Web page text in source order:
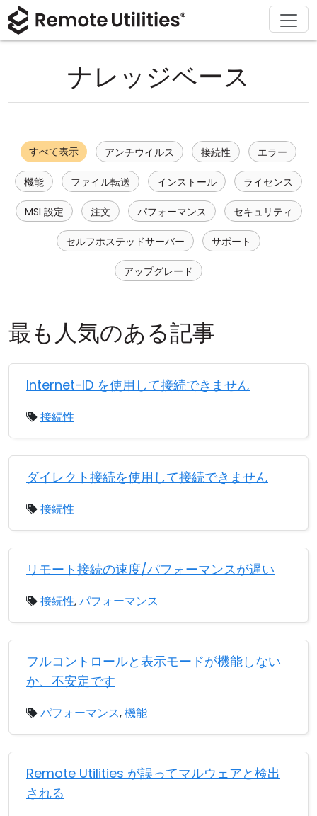
ナレッジベース
すべて表示 アンチウイルス 接続性 エラー
機能 ファイル転送 インストール ライセンス
MSI 設定 注文 パフォーマンス セキュリティ
セルフホステッドサーバー サポート
アップグレード
最も人気のある記事
Internet-ID を使用して接続できません
接続性
ダイレクト接続を使用して接続できません
接続性
リモート接続の速度/パフォーマンスが遅い
接続性,パフォーマンス
フルコントロールと表示モードが機能しない
か、不安定です
パフォーマンス,機能
Remote Utilities が誤ってマルウェアと検出
される
製品
セキュリティ
リリースノート
接続モード
無人アクセス
Active Directory サポート
クラウド＆オンプレミス
ソリューション
製造および小売
教育および政府
情報技術
ダウンロード
iOS/Android
購入
ライセンスアシスタント
サポート
ドキュメント
会社概要
プレスルーム